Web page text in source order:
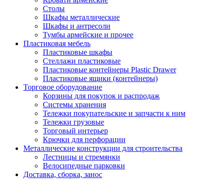
Столы
Шкафы металлические
Шкафы и антресоли
Тумбы армейские и прочее
Пластиковая мебель
Пластиковые шкафы
Стеллажи пластиковые
Пластиковые контейнеры Plastic Drawer
Пластиковые ящики (контейнеры)
Торговое оборудование
Корзины для покупок и распродаж
Системы хранения
Тележки покупательские и запчасти к ним
Тележки грузовые
Торговый интерьер
Крючки для перфорации
Металлические конструкции для строительства
Лестницы и стремянки
Велосипедные парковки
Доставка, сборка, занос